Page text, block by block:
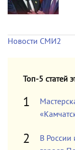
Новости СМИ2
Топ-5 статей
В России